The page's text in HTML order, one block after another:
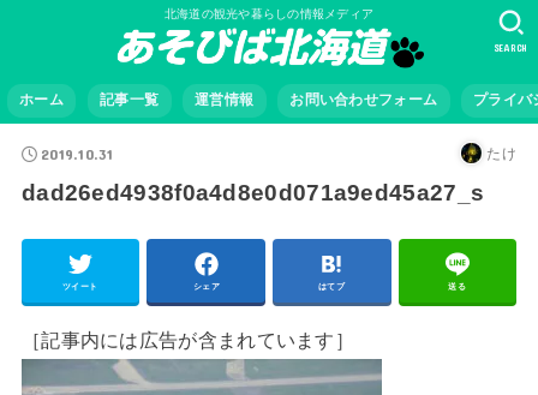
北海道の観光や暮らしの情報メディア
ホーム 記事一覧 運営情報 お問い合わせフォーム プライバ
SEARCH
2019.10.31 たけ
dad26ed4938f0a4d8e0d071a9ed45a27_s
ツイート シェア はてブ 送る
［記事内には広告が含まれています］